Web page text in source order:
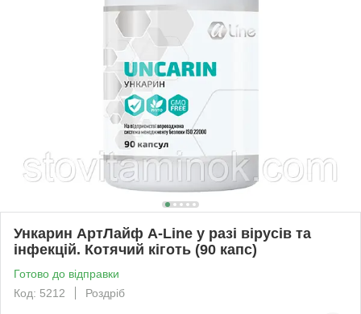
Ункарин АртЛайф A-Line у разі вірусів та
інфекцій. Котячий кіготь (90 капс)
Готово до відправки
Код: 5212
Роздріб